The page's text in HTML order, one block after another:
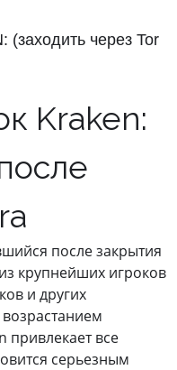
через Tor
Kraken:
после закрытия
крупнейших игроков
и других
привлекает все
серьезным